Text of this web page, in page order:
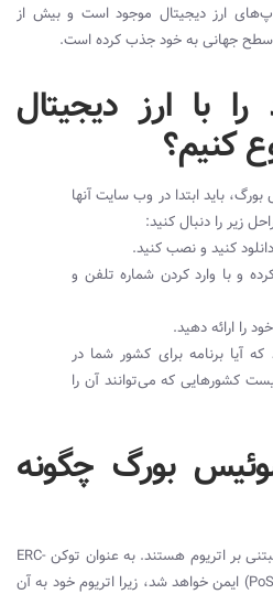
ارز دیجیتال موجود است و بیش از
با ارز دیجیتال
کنیم؟
باید ابتدا در وب سایت آنها
زیر را دنبال کنید:
کنید و نصب کنید.
و با وارد کردن شماره تلفن و
را ارائه دهید.
آیا برنامه برای کشور شما در
کشورهایی که می‌توانند آن را
بورگ چگونه
بر اتریوم هستند. به عنوان توکنERC-
PoS) ایمن خواهد شد، زیرا اتریوم خود به آن